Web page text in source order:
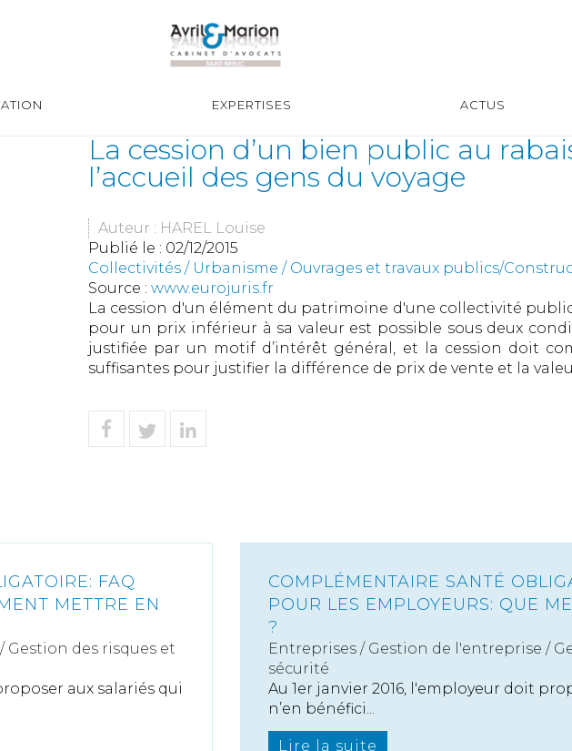
EXPERTISES ACTUS
La cession d’un bien public au
l’accueil des gens du voyage
Auteur : HAREL Louise
Publié le : 02/12/2015
Collectivités / Urbanisme / Ouvrages et travaux publics/
Source : www.eurojuris.fr
La cession d'un élément du patrimoine d'une collectivité
pour un prix inférieur à sa valeur est possible sous deux
justifiée par un motif d’intérêt général, et la cession doit
suffisantes pour justifier la différence de prix de vente et la
FAQ
METTRE EN
/ Gestion des risques et
aux salariés qui
COMPLÉMENTAIRE SANTÉ
POUR LES EMPLOYEURS: QUE
?
Entreprises / Gestion de l'entreprise /
sécurité
Au 1er janvier 2016, l'employeur doit
n’en bénéfici...
Lire la suite